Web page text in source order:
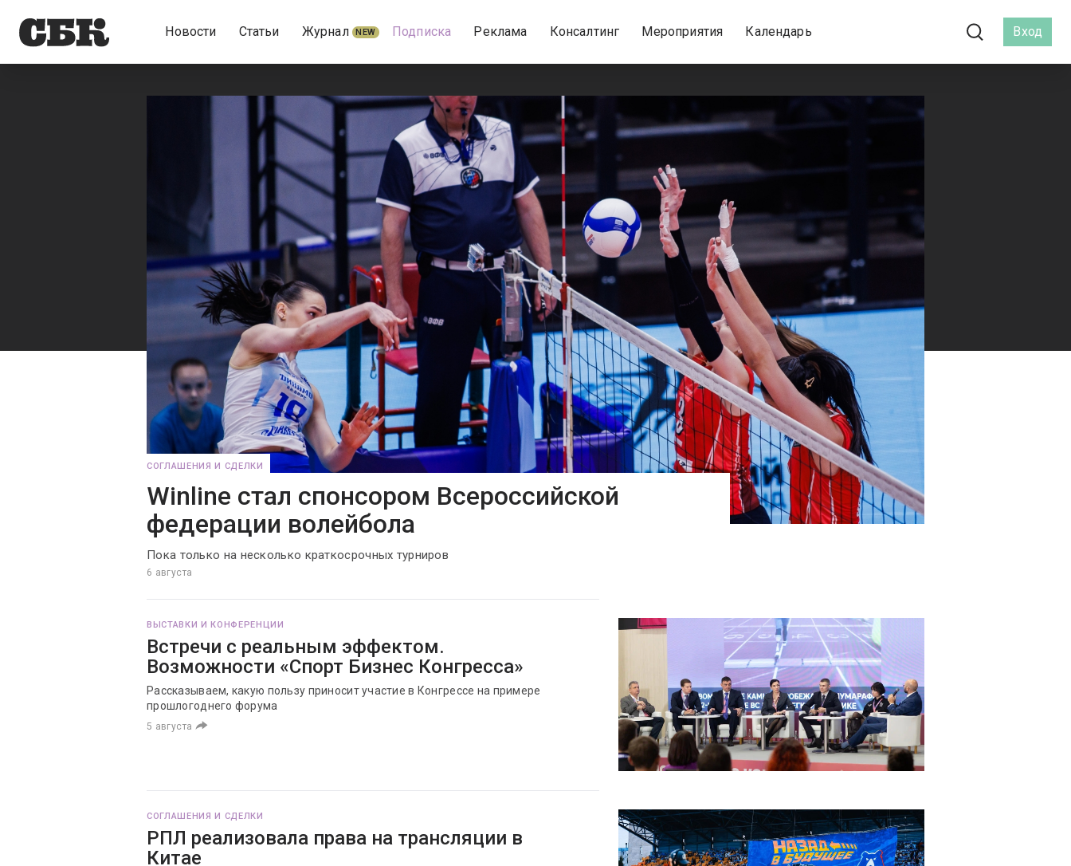
Новости Статьи Журнал NEW Подписка Реклама Консалтинг Мероприятия Календарь Вход
СОГЛАШЕНИЯ И СДЕЛКИ
Winline стал спонсором Всероссийской
федерации волейбола
Пока только на несколько краткосрочных турниров
6 августа
ВЫСТАВКИ И КОНФЕРЕНЦИИ
Встречи с реальным эффектом.
Возможности «Спорт Бизнес Конгресса»
Рассказываем, какую пользу приносит участие в Конгрессе на примере
прошлогоднего форума
5 августа
СОГЛАШЕНИЯ И СДЕЛКИ
РПЛ реализовала права на трансляции в
Китае